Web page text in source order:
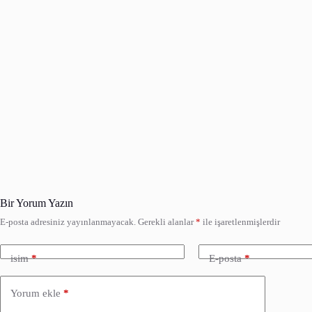
Bir Yorum Yazın
E-posta adresiniz yayınlanmayacak. Gerekli alanlar* ile işaretlenmişlerdir
isim* E-posta*
Yorum ekle *